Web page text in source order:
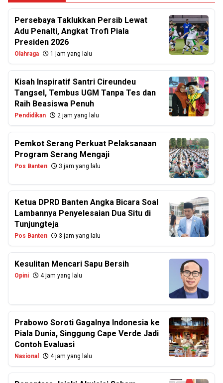
Persebaya Taklukkan Persib Lewat
Adu Penalti, Angkat Trofi Piala
Presiden 2026
Olahraga 1 jam yang lalu
Kisah Inspiratif Santri Cireundeu
Tangsel, Tembus UGM Tanpa Tes dan
Raih Beasiswa Penuh
Pendidikan 2 jam yang lalu
Pemkot Serang Perkuat Pelaksanaan
Program Serang Mengaji
Pos Banten 3 jam yang lalu
Ketua DPRD Banten Angka Bicara Soal
Lambannya Penyelesaian Dua Situ di
Tunjungteja
Pos Banten 3 jam yang lalu
Kesulitan Mencari Sapu Bersih
Opini 4 jam yang lalu
Prabowo Soroti Gagalnya Indonesia ke
Piala Dunia, Singgung Cape Verde Jadi
Contoh Evaluasi
Nasional 4 jam yang lalu